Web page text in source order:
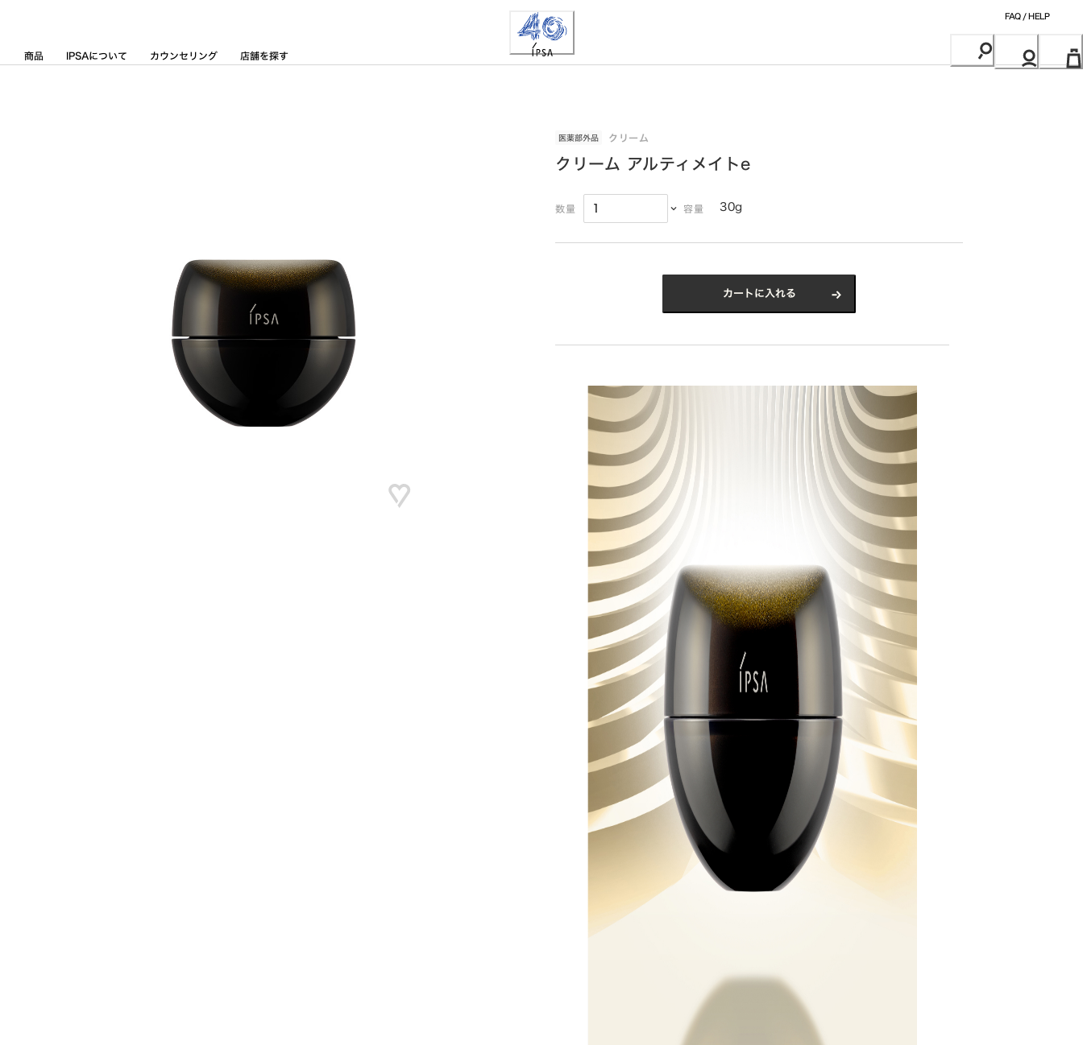
商品 IPSAについて カウンセリング 店舗を探す
FAQ / HELP
医薬部外品 クリーム
クリーム アルティメイトe
数量 容量 30g
カートに入れる